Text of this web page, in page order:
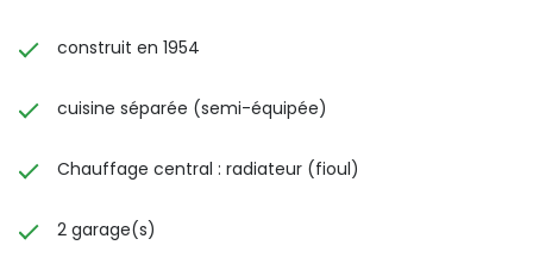
construit en 1954
cuisine séparée (semi-équipée)
Chauffage central : radiateur (fioul)
2 garage(s)